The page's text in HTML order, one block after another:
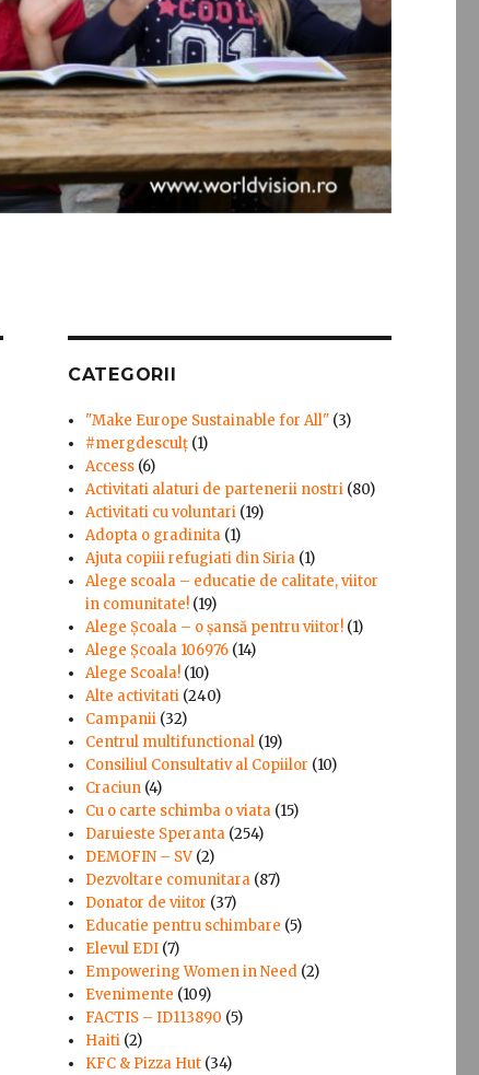
CATEGORII
"Make Europe Sustainable for All" (3)
#mergdesculţ (1)
Access (6)
Activitati alaturi de partenerii nostri (80)
Activitati cu voluntari (19)
Adopta o gradinita (1)
Ajuta copiii refugiati din Siria (1)
Alege scoala – educatie de calitate, viitor
in comunitate! (19)
Alege Şcoala – o şansă pentru viitor! (1)
Alege Școala 106976 (14)
Alege Scoala! (10)
Alte activitati (240)
Campanii (32)
Centrul multifunctional (19)
Consiliul Consultativ al Copiilor (10)
Craciun (4)
Cu o carte schimba o viata (15)
Daruieste Speranta (254)
DEMOFIN – SV (2)
Dezvoltare comunitara (87)
Donator de viitor (37)
Educatie pentru schimbare (5)
Elevul EDI (7)
Empowering Women in Need (2)
Evenimente (109)
FACTIS – ID113890 (5)
Haiti (2)
KFC & Pizza Hut (34)